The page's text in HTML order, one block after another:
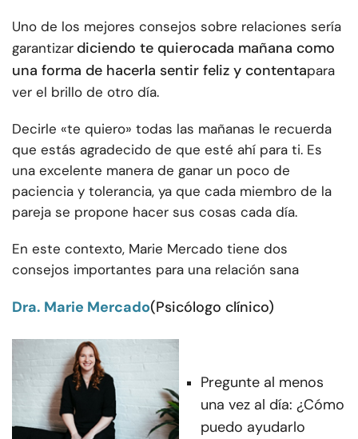
Uno de los mejores consejos sobre relaciones sería
garantizar diciendo te quierocada mañana como
una forma de hacerla sentir feliz y contentapara
ver el brillo de otro día.
Decirle «te quiero» todas las mañanas le recuerda
que estás agradecido de que esté ahí para ti. Es
una excelente manera de ganar un poco de
paciencia y tolerancia, ya que cada miembro de la
pareja se propone hacer sus cosas cada día.
En este contexto, Marie Mercado tiene dos
consejos importantes para una relación sana
Dra. Marie Mercado(Psicólogo clínico)
Pregunte al menos
una vez al día: ¿Cómo
puedo ayudarlo